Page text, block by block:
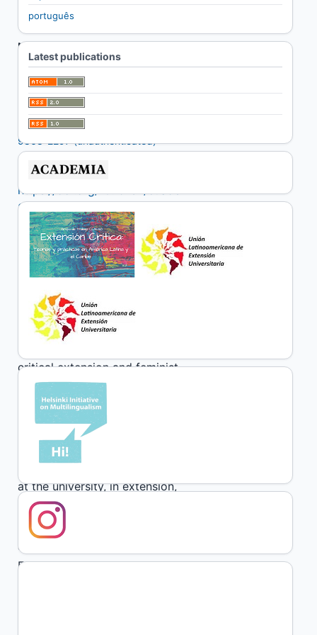
Nat Tommasino Comesaña
Universidad de la República
Noelia Correa García
Universidad de la República
http://orcid.org/0000-0001-
9868-2297 (unauthenticated)
DOI:
https://doi.org/10.19137/cuadex-
2023-07-05
Keywords:Critical extensión,
Feminist epistemology
Abstract
In this article we problematize
critical extension and feminist
epistemology. For this purpose,
we base on our experience from
our experience in university
teaching and how feminisms
have also permeated our work
at the university, in extension,
teaching and research. We
conceptualize Latin American
and Caribbean Critical
Extension, then we make a
português
Latest publications